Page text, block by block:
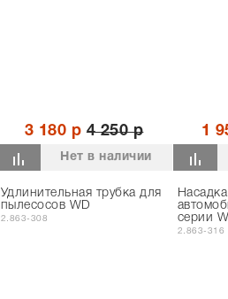
3 180 р 4 250 р
Нет в наличии
1
Удлинительная трубка для
пылесосов WD
2.863-308
серии
2.863-316